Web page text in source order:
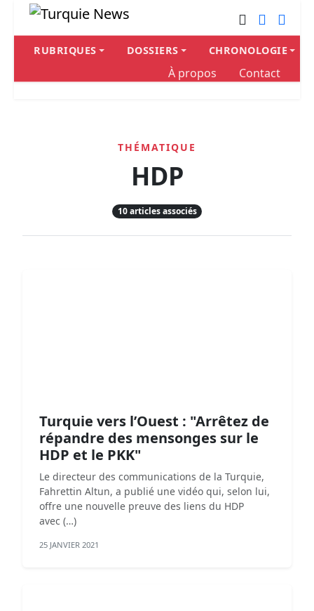
RUBRIQUES DOSSIERS CHRONOLOGIE
À propos Contact
THÉMATIQUE
HDP
10 articles associés
Turquie vers l’Ouest : "Arrêtez de
répandre des mensonges sur le
HDP et le PKK"
Le directeur des communications de la Turquie,
Fahrettin Altun, a publié une vidéo qui, selon lui,
offre une nouvelle preuve des liens du HDP
avec (…)
25 JANVIER 2021